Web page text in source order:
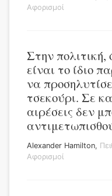
Αφορισμοί
Στην πολιτική,
είναι το ίδιο
να
τσεκούρι. Σε
αιρέσεις δεν
Alexander Hamilton,
Αφορισμοί